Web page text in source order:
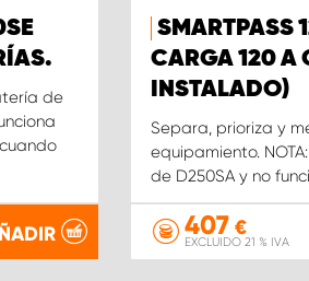
de
SMARTPASS
CARGA 120 A
INSTALADO)
Separa, prioriza y
equipamiento.
de D250SA y no
407€
EXCLUIDO 21 % IVA